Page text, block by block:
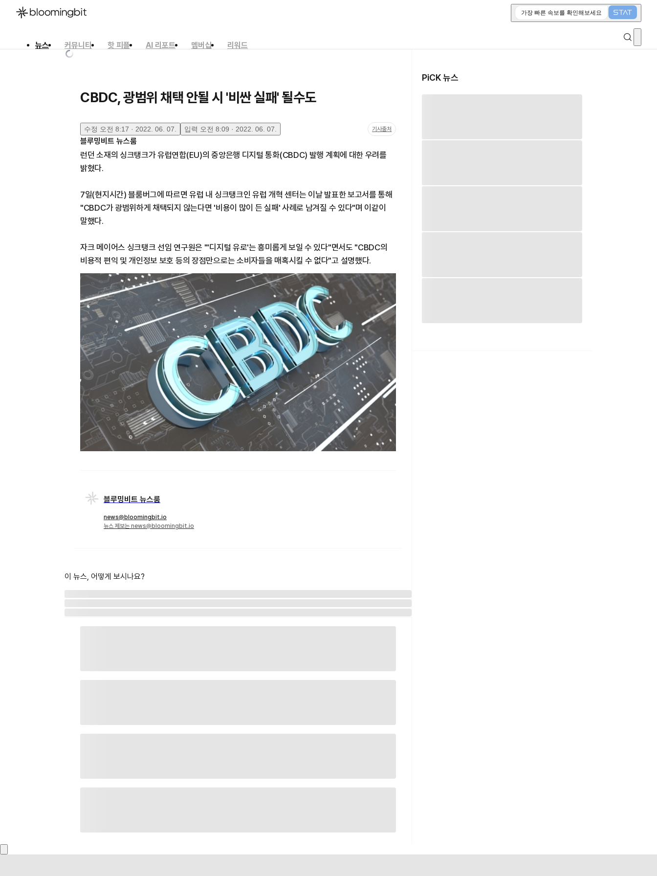
가장 빠른 속보를 확인해보세요
뉴스 커뮤니티 핫 피플 AI 리포트 멤버십
리워드
CBDC, 광범위 채택 안될 시 '비싼 실패' 될수도
수정 오전 8:17 · 2022. 06. 07. 입력 오전 8:09 · 2022. 06. 07. 기사출처
블루밍비트 뉴스룸
런던 소재의 싱크탱크가 유럽연합(EU)의 중앙은행 디지털 통화(CBDC) 발행 계획에 대한 우려를
밝혔다.
7일(현지시간) 블룸버그에 따르면 유럽 내 싱크탱크인 유럽 개혁 센터는 이날 발표한 보고서를 통해
"CBDC가 광범위하게 채택되지 않는다면 '비용이 많이 든 실패' 사례로 남겨질 수 있다"며 이같이
말했다.
자크 메이어스 싱크탱크 선임 연구원은 "'디지털 유로'는 흥미롭게 보일 수 있다"면서도 "CBDC의
비용적 편익 및 개인정보 보호 등의 장점만으로는 소비자들을 매혹시킬 수 없다"고 설명했다.
블루밍비트 뉴스룸
news@bloomingbit.io
뉴스 제보는 news@bloomingbit.io
이 뉴스, 어떻게 보시나요?
PiCK 뉴스